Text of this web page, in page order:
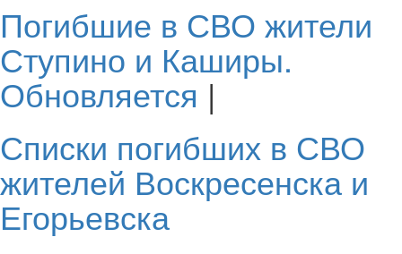
Погибшие в СВО жители
Ступино и Каширы.
Обновляется |
Списки погибших в СВО
жителей Воскресенска и
Егорьевска